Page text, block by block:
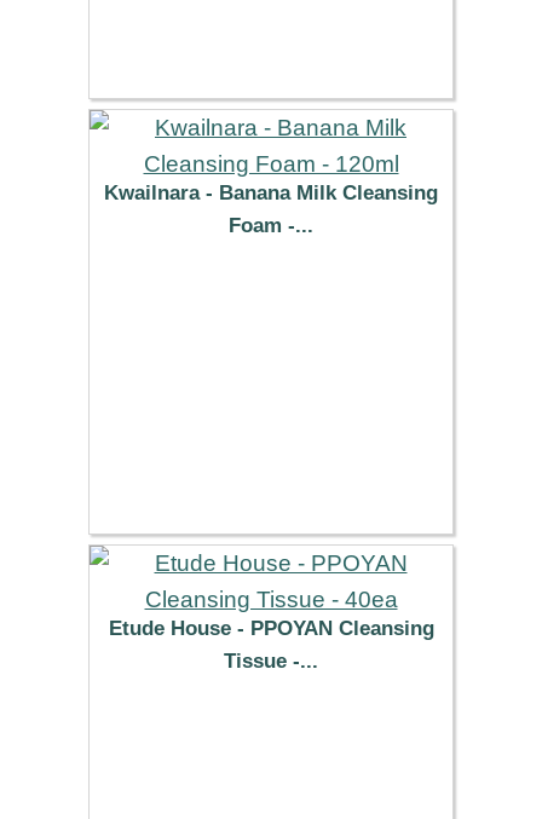
Kwailnara - Banana Milk Cleansing
Foam -...
Etude House - PPOYAN Cleansing
Tissue -...